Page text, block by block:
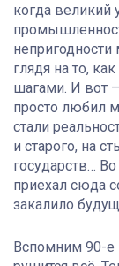
когда великий
непригодности
глядя на то,
шагами. И вот –
просто любил
стали
и старого, на
государств…
приехал сюда
закалило
Вспомним 90-е